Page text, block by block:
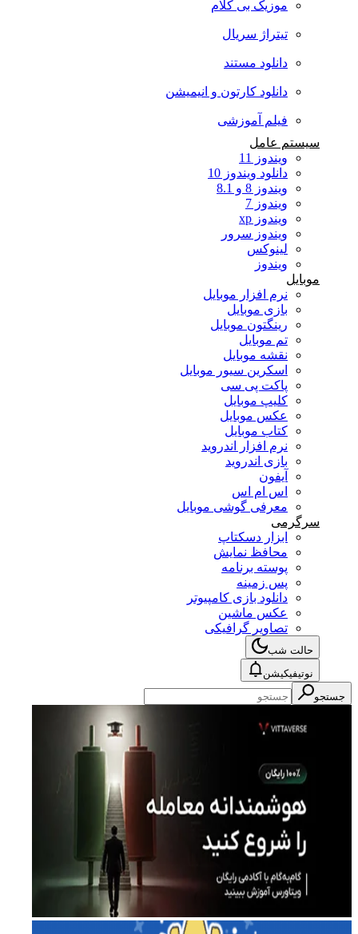
موزیک بی کلام
تیتراژ سریال
دانلود مستند
دانلود کارتون و انیمیشن
فیلم آموزشی
سیستم عامل
ویندوز 11
دانلود ویندوز 10
ویندوز 8 و 8.1
ویندوز 7
ویندوز xp
ویندوز سرور
لینوکس
ویندوز
موبایل
نرم افزار موبایل
بازی موبایل
رینگتون موبایل
تم موبایل
نقشه موبایل
اسکرین سیور موبایل
پاکت پی سی
کلیپ موبایل
عکس موبایل
کتاب موبایل
نرم افزار اندروید
بازی اندروید
آیفون
اس ام اس
معرفی گوشی موبایل
سرگرمی
ابزار دسکتاپ
محافظ نمایش
پوسته برنامه
پس زمینه
دانلود بازی کامپیوتر
عکس ماشین
تصاویر گرافیکی
حالت شب
نوتیفیکیشن
جستجو